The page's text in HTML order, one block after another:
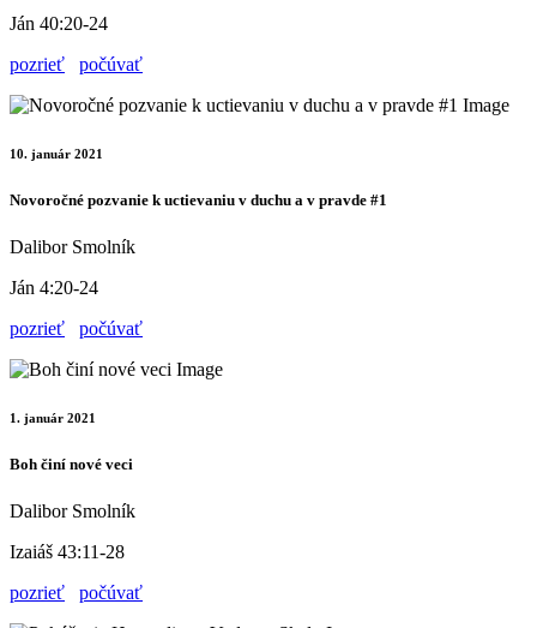
Ján 40:20-24
pozrieť
počúvať
10. január 2021
Novoročné pozvanie k uctievaniu v duchu a v pravde #1
Dalibor Smolník
Ján 4:20-24
pozrieť
počúvať
1. január 2021
Boh činí nové veci
Dalibor Smolník
Izaiáš 43:11-28
pozrieť
počúvať